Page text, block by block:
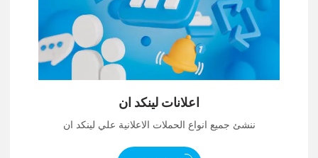
اعلانات لينكد ان
ننشئ جميع انواع الحملات الاعلانية علي لينكد ان